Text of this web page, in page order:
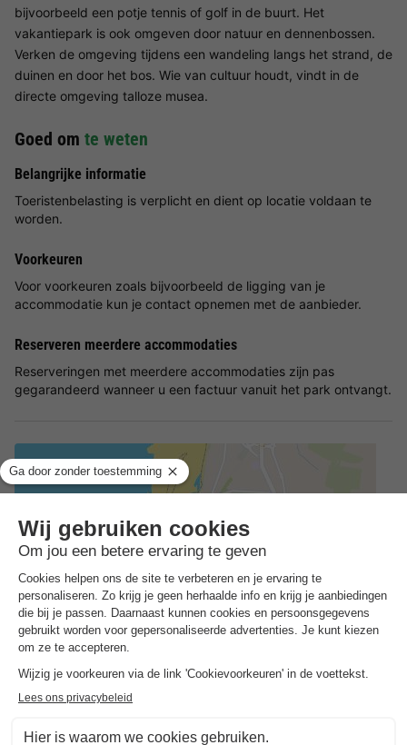
bijvoorbeeld een potje tennis of golf in de buurt. Het
vakantiepark is ook omgeven door natuur en dennenbossen.
Verken de omgeving tijdens een wandeling langs het strand, de
duinen en door het bos. Wie van cultuur houdt, vindt in de
directe omgeving talloze musea.
Goed om te weten
Belangrijke informatie
Toeristenbelasting is verplicht en dient op locatie voldaan te
worden.
Voorkeuren
Voor voorkeuren zoals bijvoorbeeld de ligging van je
accommodatie kun je contact opnemen met de aanbieder.
Reserveren meerdere accommodaties
Reserveringen met meerdere accommodaties zijn pas
gegarandeerd wanneer u een factuur vanuit het park ontvangt.
Chemin de la Bridelais - 44250 Saint Brevin les Pins, Frankrijk